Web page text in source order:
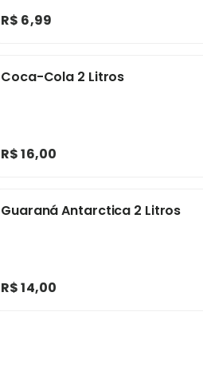
R$ 6,99
Coca-Cola 2 Litros
R$ 16,00
Guaraná Antarctica 2 Litros
R$ 14,00